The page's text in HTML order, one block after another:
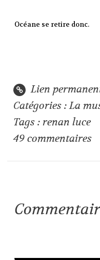
Océane se retire donc.
Lien
Catégories :La
Tags : renan luce
49 commentaires